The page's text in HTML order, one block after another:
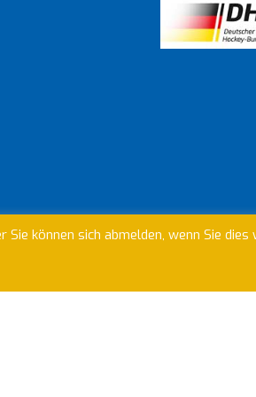
können sich abmelden, wenn Sie dies